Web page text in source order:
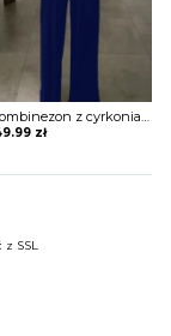
Kombinezon z cyrkoniami i paskami na dekolcie
zł
SSL